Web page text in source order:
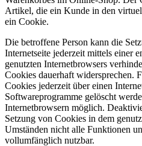
Artikel, die ein Kunde in den
ein Cookie.
Die betroffene Person kann die
Internetseite jederzeit mittels einer
genutzten Internetbrowsers
Cookies dauerhaft widersprechen.
Cookies jederzeit über einen
Softwareprogramme gelöscht
Internetbrowsern möglich.
Setzung von Cookies in dem
Umständen nicht alle Funktionen
vollumfänglich nutzbar.